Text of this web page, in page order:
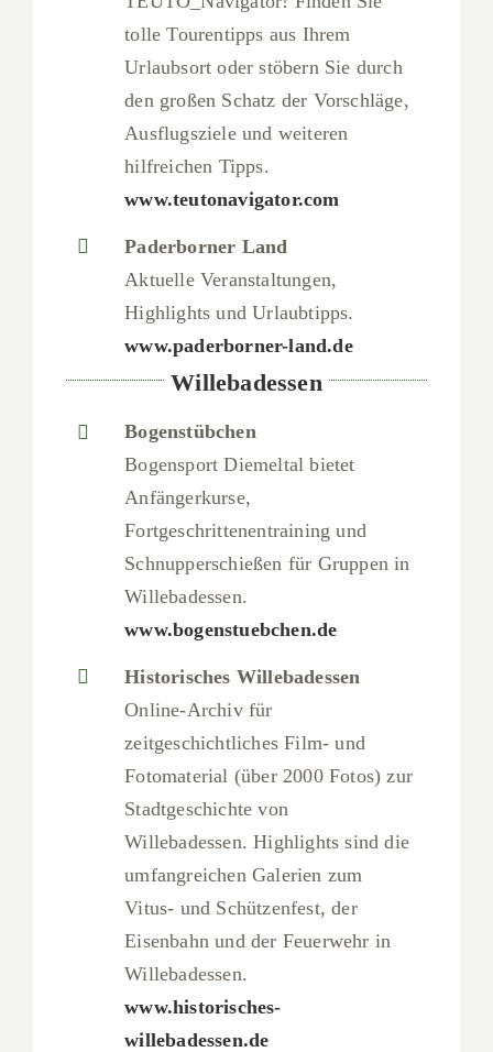
tolle Tourentipps aus Ihrem
Urlaubsort oder stöbern Sie durch
den großen Schatz der Vorschläge,
Ausflugsziele und weiteren
hilfreichen Tipps.
www.teutonavigator.com
Paderborner Land
Aktuelle Veranstaltungen,
Highlights und Urlaubtipps.
www.paderborner-land.de
Willebadessen
Bogenstübchen
Bogensport Diemeltal bietet
Anfängerkurse,
Fortgeschrittenentraining und
Schnupperschießen für Gruppen in
Willebadessen.
www.bogenstuebchen.de
Historisches Willebadessen
Online-Archiv für
zeitgeschichtliches Film- und
Fotomaterial (über 2000 Fotos) zur
Stadtgeschichte von
Willebadessen. Highlights sind die
umfangreichen Galerien zum
Vitus- und Schützenfest, der
Eisenbahn und der Feuerwehr in
Willebadessen.
www.historisches-
willebadessen.de